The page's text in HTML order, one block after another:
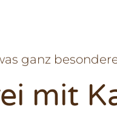
ganz
mit